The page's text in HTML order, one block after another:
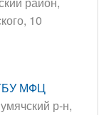
10
МФЦ
р-н,